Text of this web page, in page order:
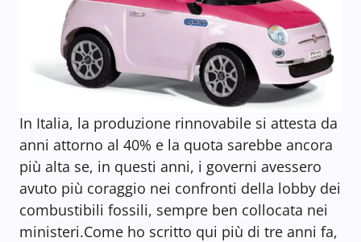
In Italia, la produzione rinnovabile si attesta da
anni attorno al 40% e la quota sarebbe ancora
più alta se, in questi anni, i governi avessero
avuto più coraggio nei confronti della lobby dei
combustibili fossili, sempre ben collocata nei
ministeri.Come ho scritto qui più di tre anni fa,